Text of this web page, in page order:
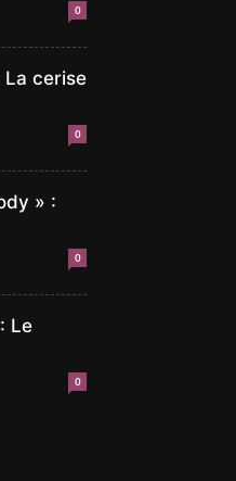
0
La cerise
0
» :
0
Le
0